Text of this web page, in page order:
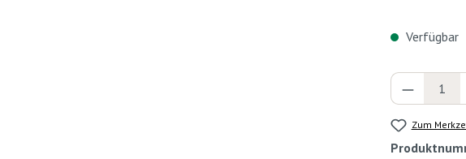
Verfügbar
Produkt
Zum